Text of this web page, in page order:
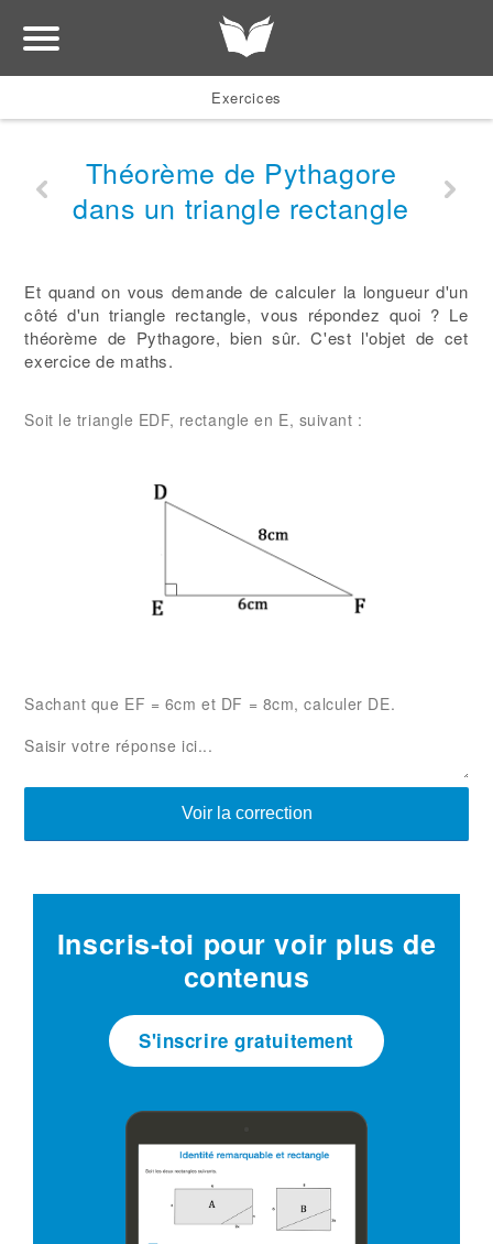
Exercices
Théorème de Pythagore
dans un triangle rectangle
Et quand on vous demande de calculer la longueur d'un
côté d'un triangle rectangle, vous répondez quoi ? Le
théorème de Pythagore, bien sûr. C'est l'objet de cet
exercice de maths.
Soit le triangle EDF, rectangle en E, suivant :
Sachant que EF = 6cm et DF = 8cm, calculer DE.
Voir la correction
Inscris-toi pour voir plus de
contenus
S'inscrire gratuitement